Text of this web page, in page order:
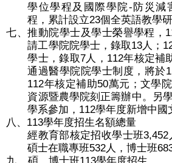
學位學程及國際學院- 防災減
程，累計設立23個全英語教學研
七、推動院學士及學士榮譽學程，
請工學院院學士，錄取13人；
學士，錄取7人， 112年核定補
通過醫學院院學士制度，將於
112年核定補助50萬元；文學
資源暨農學院刻正籌辦中。另
學系參加， 112學年度新增中國
八、 113學年度招生名額總量
經教育部核定招收學士班3,452
碩士在職專班532人，博士班